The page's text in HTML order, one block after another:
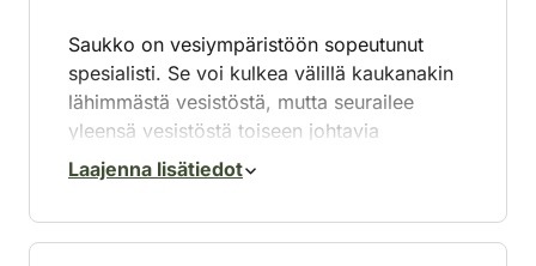
Saukko on vesiympäristöön sopeutunut
spesialisti. Se voi kulkea välillä kaukanakin
lähimmästä vesistöstä, mutta seurailee
yleensä vesistöstä toiseen johtavia
metsäojien varsia. Metsässä – eli eläimen
elinympäristöstä kaukana – havaitut saukon
jäljet voivat aluksi aiheuttaa ihmetystä, ellei
laji ole ennestään tuttu. Supikoiran ja ketun
Laajenna lisätiedot